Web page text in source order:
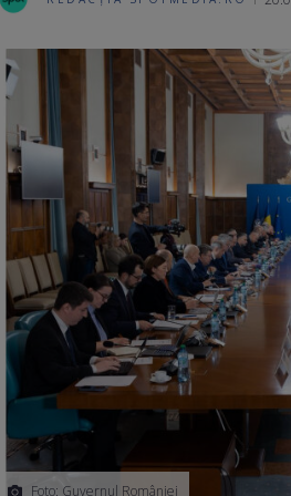
Foto: Guvernul României